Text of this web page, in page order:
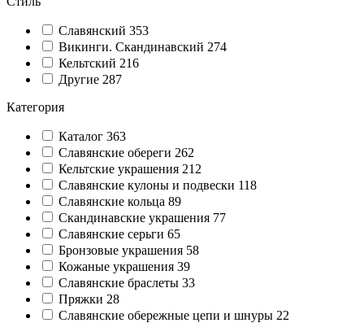
Славянский 353
Викинги. Скандинавский 274
Кельтский 216
Другие 287
Категория
Каталог 363
Славянские обереги 262
Кельтские украшения 212
Славянские кулоны и подвески 118
Славянские кольца 89
Cкандинавские украшения 77
Славянские серьги 65
Бронзовые украшения 58
Кожаные украшения 39
Славянские браслеты 33
Пряжки 28
Славянские обережные цепи и шнуры 22